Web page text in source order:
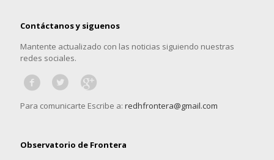
Contáctanos y siguenos
Mantente actualizado con las noticias siguiendo nuestras
redes sociales.
Para comunicarte Escribe a: redhfrontera@gmail.com
Observatorio de Frontera